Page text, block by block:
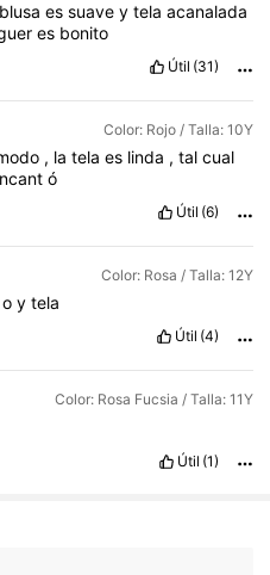
blusa es suave y tela acanalada
es bonito
Útil (31)
Color: Rojo / Talla: 10Y
, la tela es linda , tal cual
ó
Útil (6)
Color: Rosa / Talla: 12Y
o y tela
Útil (4)
Color: Rosa Fucsia / Talla: 11Y
Útil (1)